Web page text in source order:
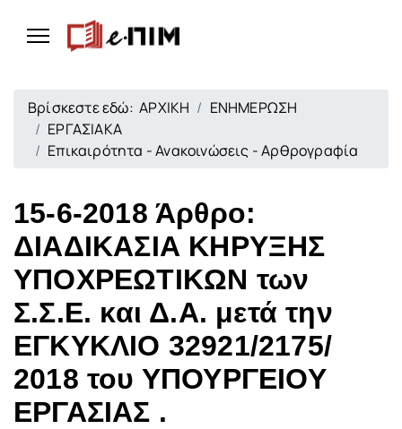
Βρίσκεστε εδώ:ΑΡΧΙΚΗ
ΕΝΗΜΕΡΩΣΗ
ΕΡΓΑΣΙΑΚΑ
Επικαιρότητα - Ανακοινώσεις - Αρθρογραφία
15-6-2018 Άρθρο:
ΔΙΑΔΙΚΑΣΙΑ ΚΗΡΥΞΗΣ
ΥΠΟΧΡΕΩΤΙΚΩΝ των
Σ.Σ.Ε. και Δ.Α. μετά την
ΕΓΚΥΚΛΙΟ 32921/2175/
2018 του ΥΠΟΥΡΓΕΙΟΥ
ΕΡΓΑΣΙΑΣ .